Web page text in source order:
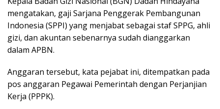
mengatakan, gaji Sarjana Penggerak Pembangunan
Indonesia (SPPI) yang menjabat sebagai staf SPPG, ahli
gizi, dan akuntan sebenarnya sudah dianggarkan
dalam APBN.
Anggaran tersebut, kata pejabat ini, ditempatkan pada
pos anggaran Pegawai Pemerintah dengan Perjanjian
Kerja (PPPK).